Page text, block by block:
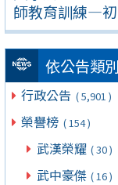
師教育訓練—初
依公告類
行政公告 ( 5,901 )
榮譽榜 ( 154 )
武漢榮耀 ( 30 )
武中豪傑 ( 16 )